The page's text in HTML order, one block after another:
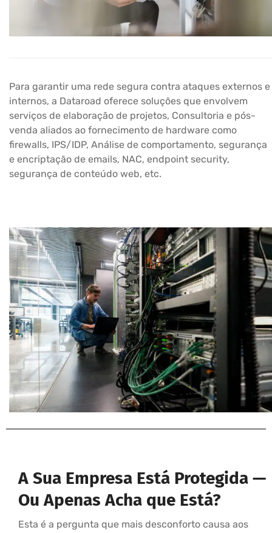
Para garantir uma rede segura contra ataques externos e
internos, a Dataroad oferece soluções que envolvem
serviços de elaboração de projetos, Consultoria e pós-
venda aliados ao fornecimento de hardware como
firewalls, IPS/IDP, Análise de comportamento, segurança
e encriptação de emails, NAC, endpoint security,
segurança de conteúdo web, etc.
A Sua Empresa Está Protegida —
Ou Apenas Acha que Está?
Esta é a pergunta que mais desconforto causa aos